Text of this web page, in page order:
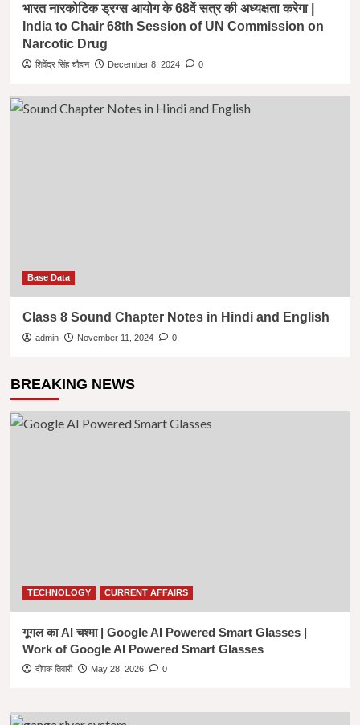
भारत नारकोटिक ड्रग्स आयोग के 68वें सत्र की अध्यक्षता करेगा |
India to Chair 68th Session of UN Commission on
Narcotic Drug
शिवेंद्र सिंह चौहान December 8, 2024 0
Base Data
Class 8 Sound Chapter Notes in Hindi and English
admin November 11, 2024 0
BREAKING NEWS
TECHNOLOGY CURRENT AFFAIRS
गूगल का AI चश्मा | Google AI Powered Smart Glasses |
Work of Google AI Powered Smart Glasses
दीपक तिवारी May 28, 2026 0